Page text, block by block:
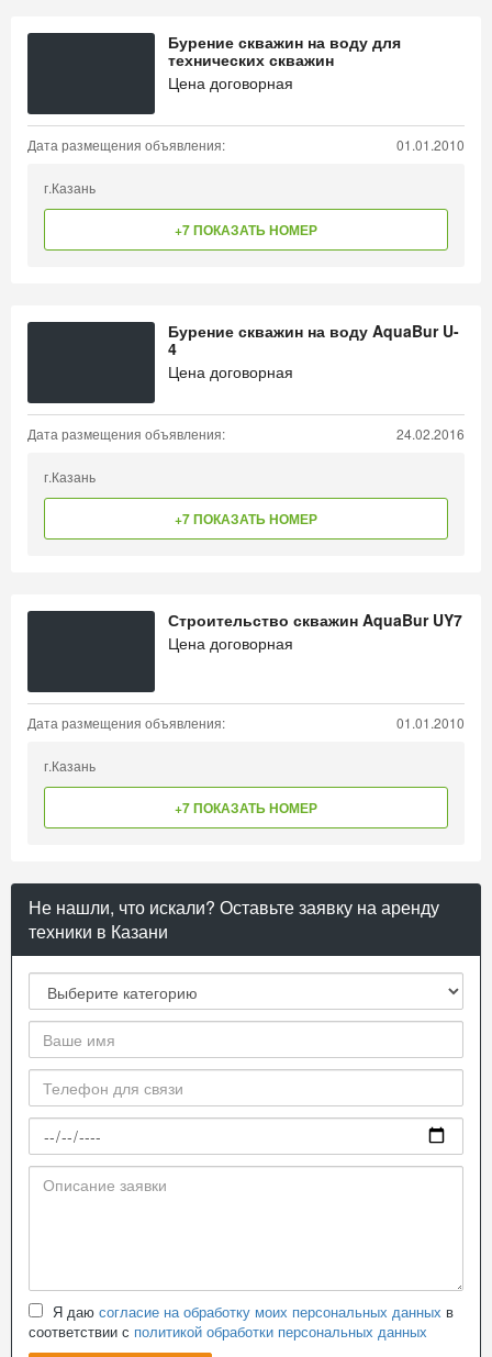
Бурение скважин на воду для
технических скважин
Цена договорная
Дата размещения объявления: 01.01.2010
г.Казань
+7 ПОКАЗАТЬ НОМЕР
Бурение скважин на воду AquaBur U-
4
Цена договорная
Дата размещения объявления: 24.02.2016
г.Казань
+7 ПОКАЗАТЬ НОМЕР
Строительство скважин AquaBur UY7
Цена договорная
Дата размещения объявления: 01.01.2010
г.Казань
+7 ПОКАЗАТЬ НОМЕР
Не нашли, что искали? Оставьте заявку на аренду
техники в Казани
Я даю согласие на обработку моих персональных данных в
соответствии с политикой обработки персональных данных